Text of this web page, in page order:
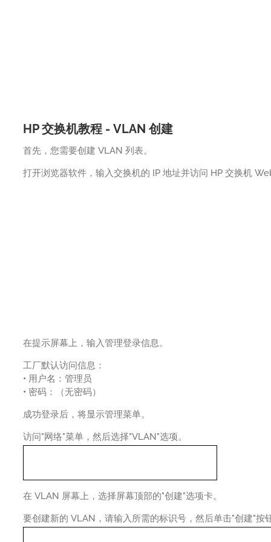
HP 交换机教程 - VLAN 创建
首先，您需要创建 VLAN 列表。
打开浏览器软件，输入交换机的 IP 地址并访问 HP 交换机
在提示屏幕上，输入管理登录信息。
工厂默认访问信息：
• 用户名：管理员
• 密码：（无密码）
成功登录后，将显示管理菜单。
访问"网络"菜单，然后选择"VLAN"选项。
在 VLAN 屏幕上，选择屏幕顶部的"创建"选项卡。
要创建新的 VLAN，请输入所需的标识号，然后单击"创建"按